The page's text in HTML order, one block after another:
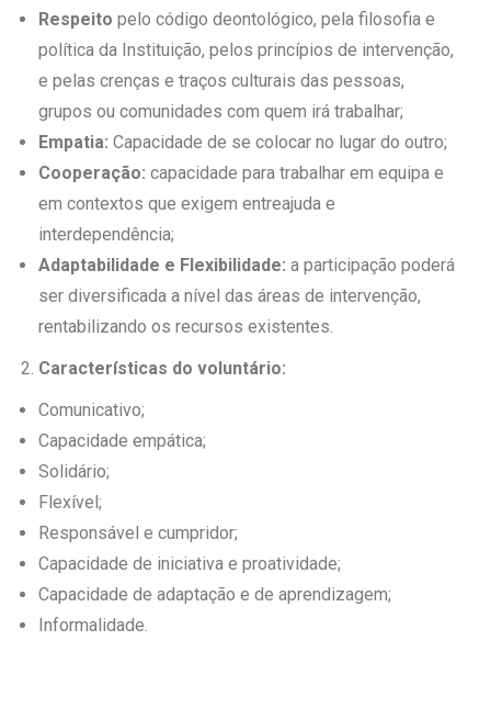
Respeito pelo código deontológico, pela filosofia e
política da Instituição, pelos princípios de intervenção,
e pelas crenças e traços culturais das pessoas,
grupos ou comunidades com quem irá trabalhar;
Empatia: Capacidade de se colocar no lugar do outro;
Cooperação: capacidade para trabalhar em equipa e
em contextos que exigem entreajuda e
interdependência;
Adaptabilidade e Flexibilidade: a participação poderá
ser diversificada a nível das áreas de intervenção,
rentabilizando os recursos existentes.
Características do voluntário:
Comunicativo;
Capacidade empática;
Solidário;
Flexível;
Responsável e cumpridor;
Capacidade de iniciativa e proatividade;
Capacidade de adaptação e de aprendizagem;
Informalidade.